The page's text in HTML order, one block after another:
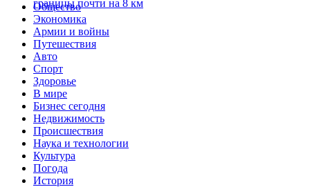
границы почти на 8 км
Общество
Экономика
Армии и войны
Путешествия
Авто
Спорт
Здоровье
В мире
Бизнес сегодня
Недвижимость
Происшествия
Наука и технологии
Культура
Погода
История